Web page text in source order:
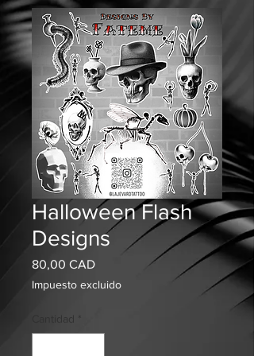
Halloween Flash
Designs
80,00 CADPrecio
Impuesto excluido
Cantidad *